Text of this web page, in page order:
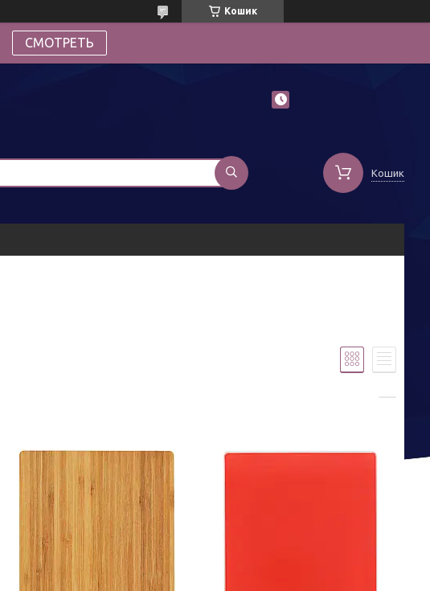
Кошик
СМОТРЕТЬ
Кошик